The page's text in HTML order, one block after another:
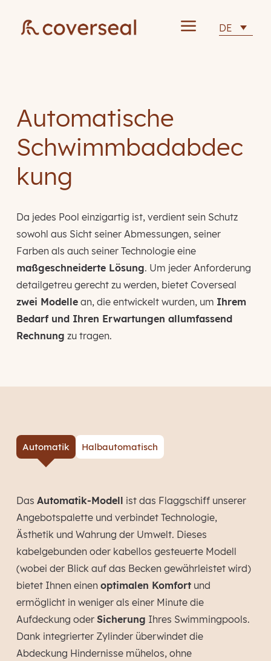
a DE
Automatische
Schwimmbadabdec
kung
Da jedes Pool einzigartig ist, verdient sein Schutz
sowohl aus Sicht seiner Abmessungen, seiner
Farben als auch seiner Technologie eine
maßgeschneiderte Lösung. Um jeder Anforderung
detailgetreu gerecht zu werden, bietet Coverseal
zwei Modellean, die entwickelt wurden, um Ihrem
Bedarf und Ihren Erwartungen allumfassend
Rechnung zu tragen.
Automatik Halbautomatisch
Das Automatik-Modell ist das Flaggschiff unserer
Angebotspalette und verbindet Technologie,
Ästhetik und Wahrung der Umwelt. Dieses
kabelgebunden oder kabellos gesteuerte Modell
(wobei der Blick auf das Becken gewährleistet wird)
bietet Ihnen einen optimalen Komfort und
ermöglicht in weniger als einer Minute die
Aufdeckung oder Sicherung Ihres Swimmingpools.
Dank integrierter Zylinder überwindet die
Abdeckung Hindernisse mühelos, ohne